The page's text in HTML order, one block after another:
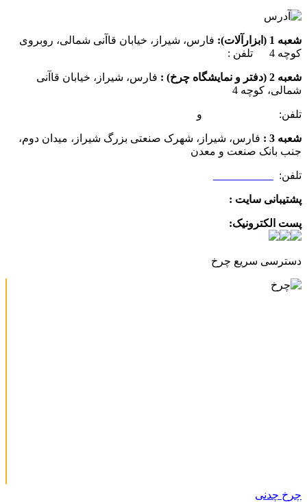
شعبه 1 (ابزارآلات):
فارس، شیراز، خیابان قاآنی شمالی، روبروی
کوچه 4 تلفن :
شعبه 2 (دفتر و نمایشگاه چرخ) :
فارس، شیراز، خیابان قاآنی
شمالی، کوچه 4
تلفن: و
شعبه 3 :
فارس، شیراز، شهرک صنعتی بزرگ شیراز، میدان دوم،
جنب بانک صنعت و معدن
تلفن:
پشتیبانی سایت :
پست الکترونیک:
دسترسی سریع چرخ
چرخ چدنی